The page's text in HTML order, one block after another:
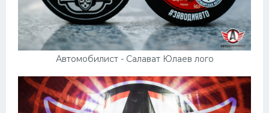
Автомобилист - Салават Юлаев лого